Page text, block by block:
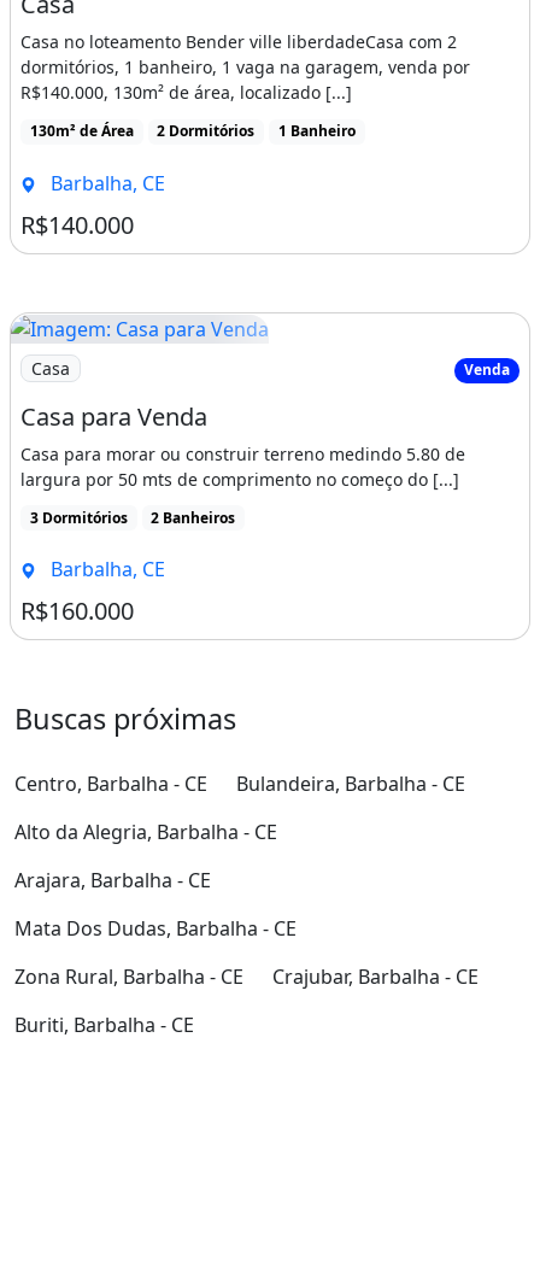
Casa no loteamento Bender ville liberdadeCasa com 2
dormitórios, 1 banheiro, 1 vaga na garagem, venda por
R$140.000, 130m² de área, localizado [...]
130m² de Área 2 Dormitórios 1 Banheiro
Barbalha, CE
R$140.000
Imagem: Casa para Venda
Casa Venda
Casa para Venda
Casa para morar ou construir terreno medindo 5.80 de
largura por 50 mts de comprimento no começo do [...]
3 Dormitórios 2 Banheiros
Barbalha, CE
R$160.000
Buscas próximas
Centro, Barbalha - CE
Bulandeira, Barbalha - CE
Alto da Alegria, Barbalha - CE
Arajara, Barbalha - CE
Mata Dos Dudas, Barbalha - CE
Zona Rural, Barbalha - CE
Crajubar, Barbalha - CE
Buriti, Barbalha - CE